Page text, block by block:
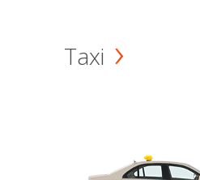
Taxi